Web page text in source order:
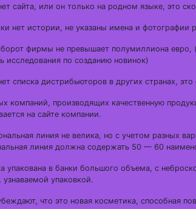
сайта, или он только на родном языке, это
нет истории, не указаны имена и
фирмы не превышает полумиллиона
исследования по созданию новинок)
списка дистрибьюторов в других странах,
компаний, производящих качественную
на сайте компании.
линия не велика, но с учетом разных
линия должна содержать 50 — 60
упакована в банки большого объема, с
упаковкой.
что это новая косметика, способная